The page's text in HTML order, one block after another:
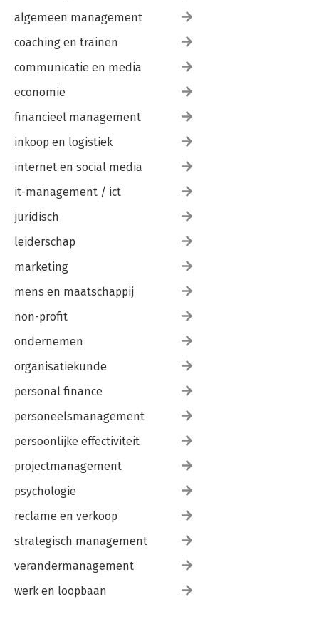
algemeen management
coaching en trainen
communicatie en media
economie
financieel management
inkoop en logistiek
internet en social media
it-management / ict
juridisch
leiderschap
marketing
mens en maatschappij
non-profit
ondernemen
organisatiekunde
personal finance
personeelsmanagement
persoonlijke effectiviteit
projectmanagement
psychologie
reclame en verkoop
strategisch management
verandermanagement
werk en loopbaan